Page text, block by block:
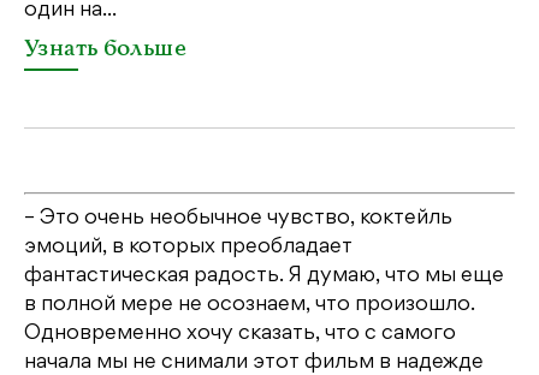
один на...
Узнать больше
– Это очень необычное чувство, коктейль
эмоций, в которых преобладает
фантастическая радость. Я думаю, что мы еще
в полной мере не осознаем, что произошло.
Одновременно хочу сказать, что с самого
начала мы не снимали этот фильм в надежде